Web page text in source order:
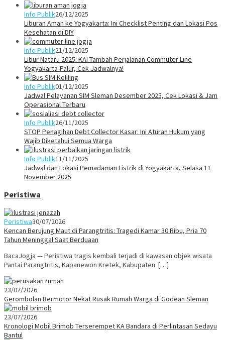
Info Publik26/12/2025
Liburan Aman ke Yogyakarta: Ini Checklist Penting dan Lokasi Pos
Kesehatan di DIY
Info Publik21/12/2025
Libur Nataru 2025: KAI Tambah Perjalanan Commuter Line
Yogyakarta-Palur, Cek Jadwalnya!
Info Publik01/12/2025
Jadwal Pelayanan SIM Sleman Desember 2025, Cek Lokasi & Jam
Operasional Terbaru
Info Publik26/11/2025
STOP Penagihan Debt Collector Kasar: Ini Aturan Hukum yang
Wajib Diketahui Semua Warga
Info Publik11/11/2025
Jadwal dan Lokasi Pemadaman Listrik di Yogyakarta, Selasa 11
November 2025
Peristiwa
Peristiwa30/07/2026
Kencan Berujung Maut di Parangtritis: Tragedi Kamar 30 Ribu, Pria 70
Tahun Meninggal Saat Berduaan
BacaJogja — Peristiwa tragis kembali terjadi di kawasan objek wisata
Pantai Parangtritis, Kapanewon Kretek, Kabupaten […]
23/07/2026
Gerombolan Bermotor Nekat Rusak Rumah Warga di Godean Sleman
23/07/2026
Kronologi Mobil Brimob Terserempet KA Bandara di Perlintasan Sedayu
Bantul